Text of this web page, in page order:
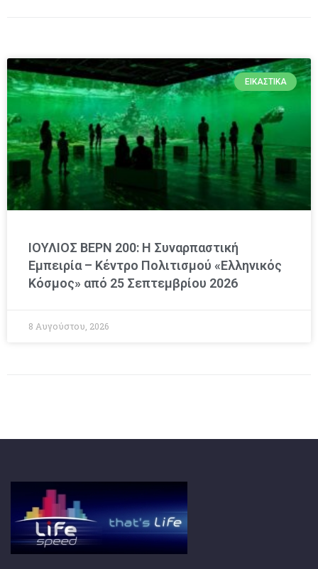
ΕΙΚΑΣΤΙΚΆ
ΙΟΥΛΙΟΣ ΒΕΡΝ 200: Η Συναρπαστική
Εμπειρία – Κέντρο Πολιτισμού «Ελληνικός
Κόσμος» από 25 Σεπτεμβρίου 2026
8 Αυγούστου, 2026